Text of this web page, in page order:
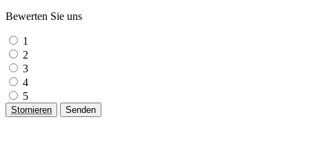
Bewerten Sie uns
1
2
3
4
5
Stornieren Senden